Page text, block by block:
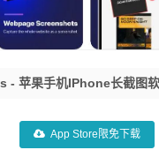
- 苹果手机iPhone长截图
App Store限免下载